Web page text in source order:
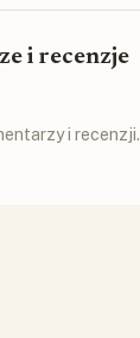
i recenzje
i recenzji.